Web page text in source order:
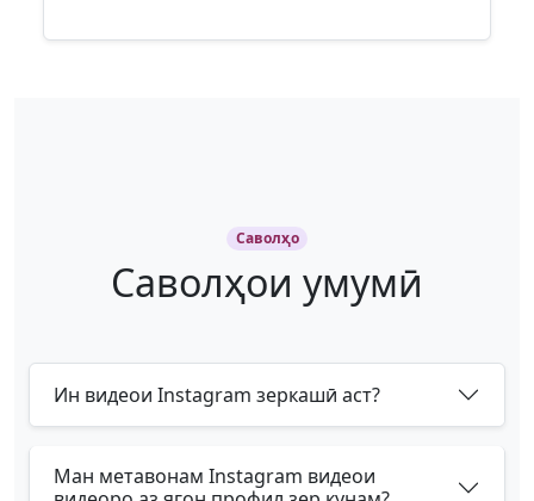
Саволҳо
Саволҳои умумӣ
Ин видеои Instagram зеркашӣ аст?
Ман метавонам Instagram видеои